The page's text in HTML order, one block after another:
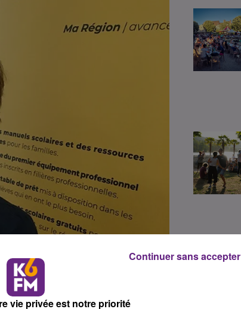
vie privée est notre priorité
Continuer sans accepter